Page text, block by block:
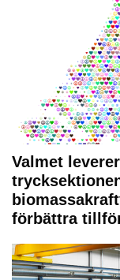
Valmet
förbättra